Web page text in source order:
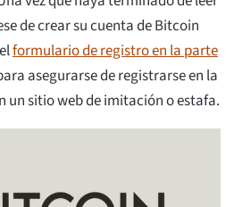
de crear su cuenta de Bitcoin
formulario de registro en la parte
asegurarse de registrarse en la
un sitio web de imitación o estafa.